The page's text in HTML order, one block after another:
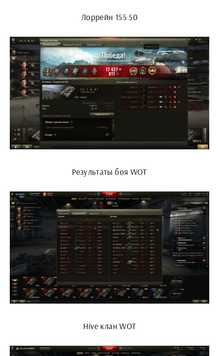
Лоррейн 155 50
Результаты боя WOT
Hive клан WOT